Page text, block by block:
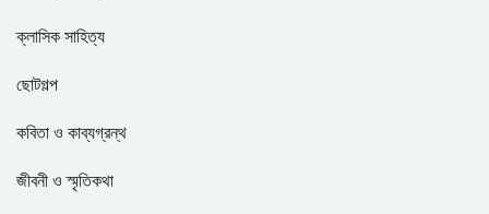
ক্লাসিক সাহিত্য
ছোটগল্প
কবিতা ও কাব্যগ্রন্থ
জীবনী ও স্মৃতিকথা